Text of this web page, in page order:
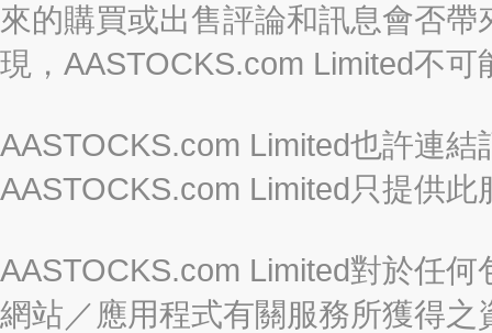
來的購買或出售評論和訊息會否
現，AASTOCKS.com Limited不
AASTOCKS.com Limited也許連
AASTOCKS.com Limited只提供
AASTOCKS.com Limited對於任
網站／應用程式有關服務所獲得